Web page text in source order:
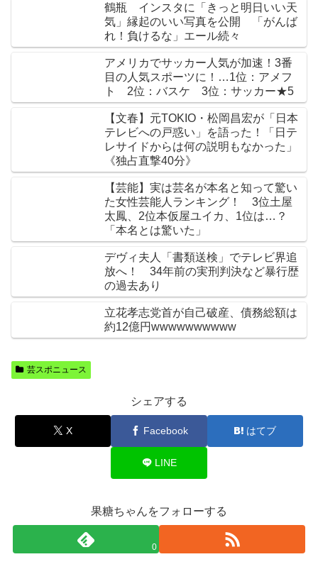
鶴瓶 インスタに「きっと明日いい天
気」縁起のいい写真を公開 「がんば
れ！負けるな」エール続々
アメリカでサッカー人気が加速！3番
目の人気スポーツに！…1位：アメフ
ト 2位：バスケ 3位：サッカー★5
【文春】元TOKIO・松岡昌宏が「日本
テレビへの戸惑い」を語った！「日テ
レサイドからは何の説明もなかった」
《独占直撃40分》
【芸能】実は芸名が本名と知って驚い
た女性芸能人ランキング！ 3位土屋
太鳳、2位本仮屋ユイカ、1位は…？
「本名とは驚いた」
デヴィ夫人「書類送検」でテレビ界追
放へ！ 34年前の実刑判決など暴行歴
の過去あり
立花孝志党首が自己破産、債務総額は
約12億円wwwwwwwwww
芸スポニュース
シェアする
X Facebook はてブ
LINE
果糖ちゃんをフォローする
0